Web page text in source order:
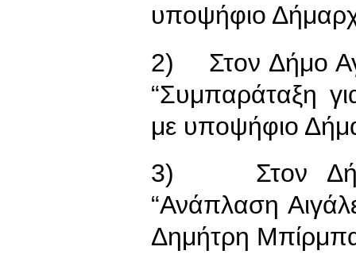
υποψήφιο
2) Στον Δήμο
“Συμπαράταξη
με υποψήφιο
3) Στον Δήμο
“Ανάπλαση
Δημήτρη